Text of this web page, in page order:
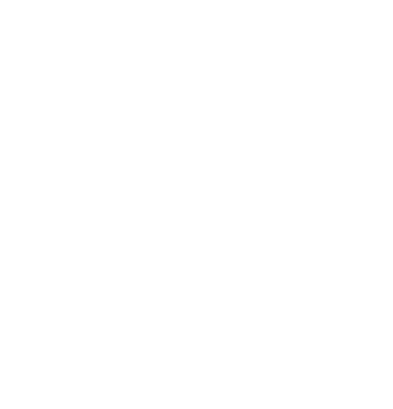
- Moshult - En del av
ängar, förbi stugor och stenmurar går denna